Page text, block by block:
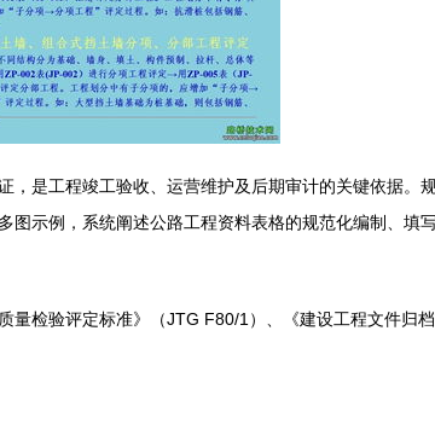
是工程竣工验收、运营维护及后期审计的关键依据。
示例，系统阐述公路工程资料表格的规范化编制、填
量检验评定标准》（JTG F80/1）、《建设工程文件归